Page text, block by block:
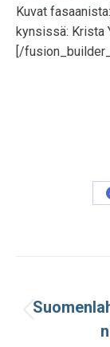
Kuvat
kynsissä: Krista
[/